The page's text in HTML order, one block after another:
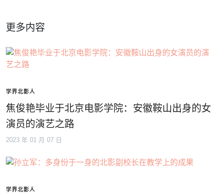
更多内容
学界北影人
焦俊艳毕业于北京电影学院：安徽鞍山出身的女
演员的演艺之路
2023 年 01 月 07 日
学界北影人